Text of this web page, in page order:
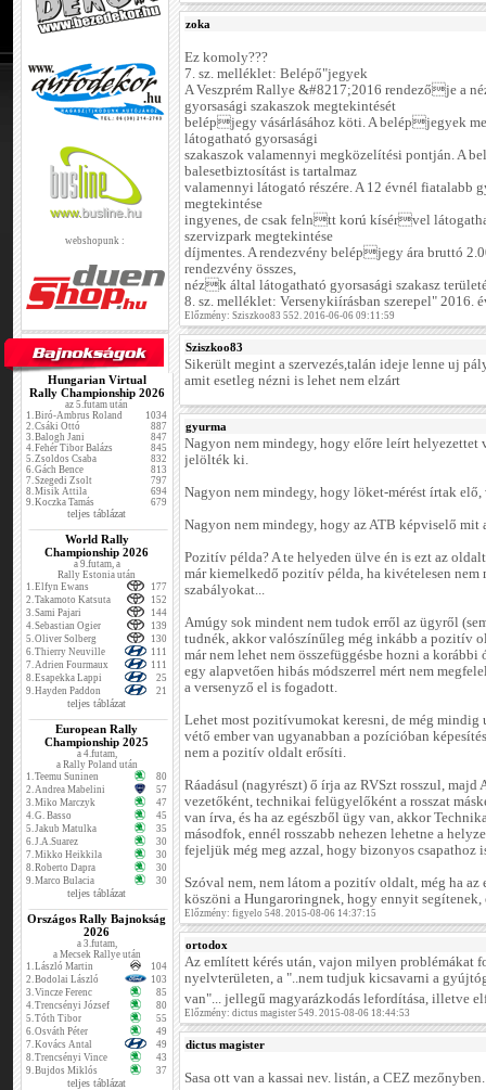
webshopunk :
Hungarian Virtual
Rally Championship 2026
az 5.futam után
1.Biró-Ambrus Roland
1034
2.Csáki Ottó
887
3.Balogh Jani
847
4.Fehér Tibor Balázs
845
5.Zsoldos Csaba
832
6.Gách Bence
813
7.Szegedi Zsolt
797
8.Misik Attila
694
9.Koczka Tamás 679
teljes táblázat
World Rally
Championship 2026
a 9.futam, a
Rally Estonia után
1.Elfyn Ewans
177
2.Takamoto Katsuta
152
3.Sami Pajari
144
4.Sebastian Ogier
139
5.Oliver Solberg
130
6.Thierry Neuville
111
7.Adrien Fourmaux
111
8.Esapekka Lappi
25
9.Hayden Paddon 21
teljes táblázat
European Rally
Championship 2025
a 4.futam,
a Rally Poland után
1.Teemu Suninen
80
2.Andrea Mabelini
57
3.Miko Marczyk
47
4.G. Basso
45
5.Jakub Matulka
35
6.J.A.Suarez
30
7.Mikko Heikkila
30
8.Roberto Dapra
30
9.Marco Bulacia 30
teljes táblázat
Országos Rally Bajnokság
2026
a 3.futam,
a Mecsek Rallye után
1.László Martin
104
2.Bodolai László
103
3.Vincze Ferenc
85
4.Trencsényi József
80
5.Tóth Tibor
55
6.Osváth Péter
49
7.Kovács Antal
49
8.Trencsényi Vince
43
9.Bujdos Miklós 37
teljes táblázat
zoka
Ez komoly???
7. sz. melléklet: Belépő"jegyek
A Veszprém Rallye &#8217;2016 rendezője a
gyorsasági szakaszok megtekintését
belépjegy vásárlásához köti. A belépjegyek
látogatható gyorsasági
szakaszok valamennyi megközelítési pontján. A
balesetbiztosítást is tartalmaz
valamennyi látogató részére. A 12 évnél fiatalabb
megtekintése
ingyenes, de csak felntt korú kísérvel
szervizpark megtekintése
díjmentes. A rendezvény belépjegy ára bruttó
rendezvény összes,
nézk által látogatható gyorsasági szakasz
8. sz. melléklet: Versenykiírásban szerepel" 2016.
Előzmény: Sziszkoo83 552. 2016-06-06 09:11:59
Sziszkoo83
Sikerült megint a szervezés,talán ideje lenne uj
amit esetleg nézni is lehet nem elzárt
gyurma
Nagyon nem mindegy, hogy előre leírt
jelölték ki.
Nagyon nem mindegy, hogy löket-mérést írtak elő,
Nagyon nem mindegy, hogy az ATB képviselő mit
Pozitív példa? A te helyeden ülve én is ezt az
már kiemelkedő pozitív példa, ha kivételesen nem
szabályokat...
Amúgy sok mindent nem tudok erről az ügyről
tudnék, akkor valószínűleg még inkább a pozitív
már nem lehet nem összefüggésbe hozni a
egy alapvetően hibás módszerrel mért nem
a versenyző el is fogadott.
Lehet most pozitívumokat keresni, de még mindig
vétő ember van ugyanabban a pozícióban
nem a pozitív oldalt erősíti.
Ráadásul (nagyrészt) ő írja az RVSzt rosszul,
vezetőként, technikai felügyelőként a rosszat
van írva, és ha az egészből ügy van, akkor
másodfok, ennél rosszabb nehezen lehetne a
fejeljük még meg azzal, hogy bizonyos csapathoz
Szóval nem, nem látom a pozitív oldalt, még ha az
köszöni a Hungaroringnek, hogy ennyit segítenek,
Előzmény: figyelo 548. 2015-08-06 14:37:15
ortodox
Az említett kérés után, vajon milyen problémákat
nyelvterületen, a "..nem tudjuk kicsavarni a
van"... jellegű magyarázkodás lefordítása, illetve
Előzmény: dictus magister 549. 2015-08-06 18:44:53
dictus magister
Sasa ott van a kassai nev. listán, a CEZ mezőnyben.